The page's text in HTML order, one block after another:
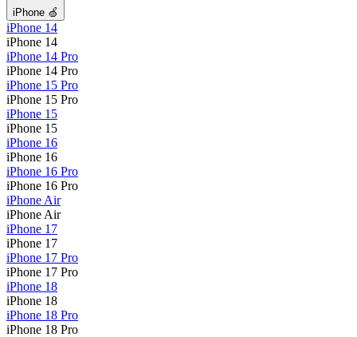
iPhone 🍏
iPhone 14
iPhone 14
iPhone 14 Pro
iPhone 14 Pro
iPhone 15 Pro
iPhone 15 Pro
iPhone 15
iPhone 15
iPhone 16
iPhone 16
iPhone 16 Pro
iPhone 16 Pro
iPhone Air
iPhone Air
iPhone 17
iPhone 17
iPhone 17 Pro
iPhone 17 Pro
iPhone 18
iPhone 18
iPhone 18 Pro
iPhone 18 Pro